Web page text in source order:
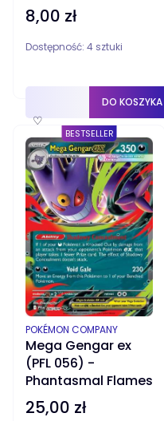
Cena
8,00 zł
Dostępność: 4 sztuki
♡
DO KOSZYKA
BESTSELLER
Mega Gengar ex
(PFL 056) -
Phantasmal Flames
PRODUCENT
POKÉMON COMPANY
Cena
25,00 zł